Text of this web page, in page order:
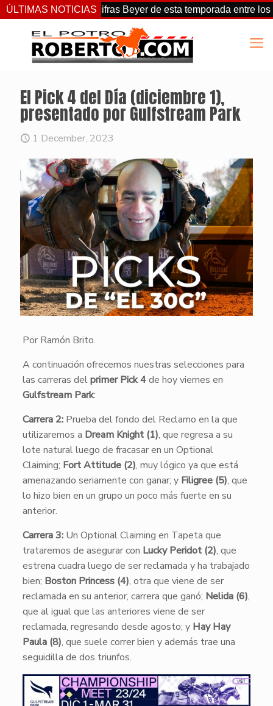
ÚLTIMAS NOTICIAS
Las mejores cifras Beyer de esta temporada entre los
El Pick 4 del Día (diciembre 1),
presentado por Gulfstream Park
1 December, 2023
Por Ramón Brito.
A continuación ofrecemos nuestras selecciones para
las carreras delprimer Pick 4de hoy viernes en
Gulfstream Park:
Carrera 2:Prueba del fondo del Reclamo en la que
utilizaremos a Dream Knight (1), que regresa a su
lote natural luego de fracasar en un Optional
Claiming; Fort Attitude (2), muy lógico ya que está
amenazando seriamente con ganar; y Filigree (5), que
lo hizo bien en un grupo un poco más fuerte en su
anterior.
Carrera 3:Un Optional Claiming en Tapeta que
trataremos de asegurar con Lucky Peridot (2), que
estrena cuadra luego de ser reclamada y ha trabajado
bien; Boston Princess (4), otra que viene de ser
reclamada en su anterior, carrera que ganó; Nelida (6),
que al igual que las anteriores viene de ser
reclamada, regresando desde agosto; y Hay Hay
Paula (8), que suele correr bien y además trae una
seguidilla de dos triunfos.